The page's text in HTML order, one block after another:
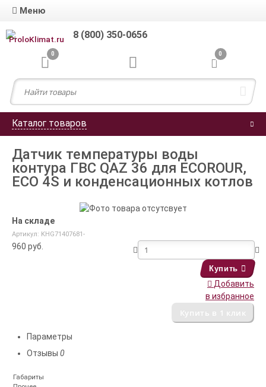
Меню
8 (800) 350-0656
0 0
Каталог товаров
Датчик температуры воды
контура ГВС QAZ 36 для ECOROUR,
ECO 4S и конденсационных котлов
На складе
Артикул: KHG71407681-
960 руб.
Купить
Добавить
в избранное
Параметры
Отзывы 0
Габариты